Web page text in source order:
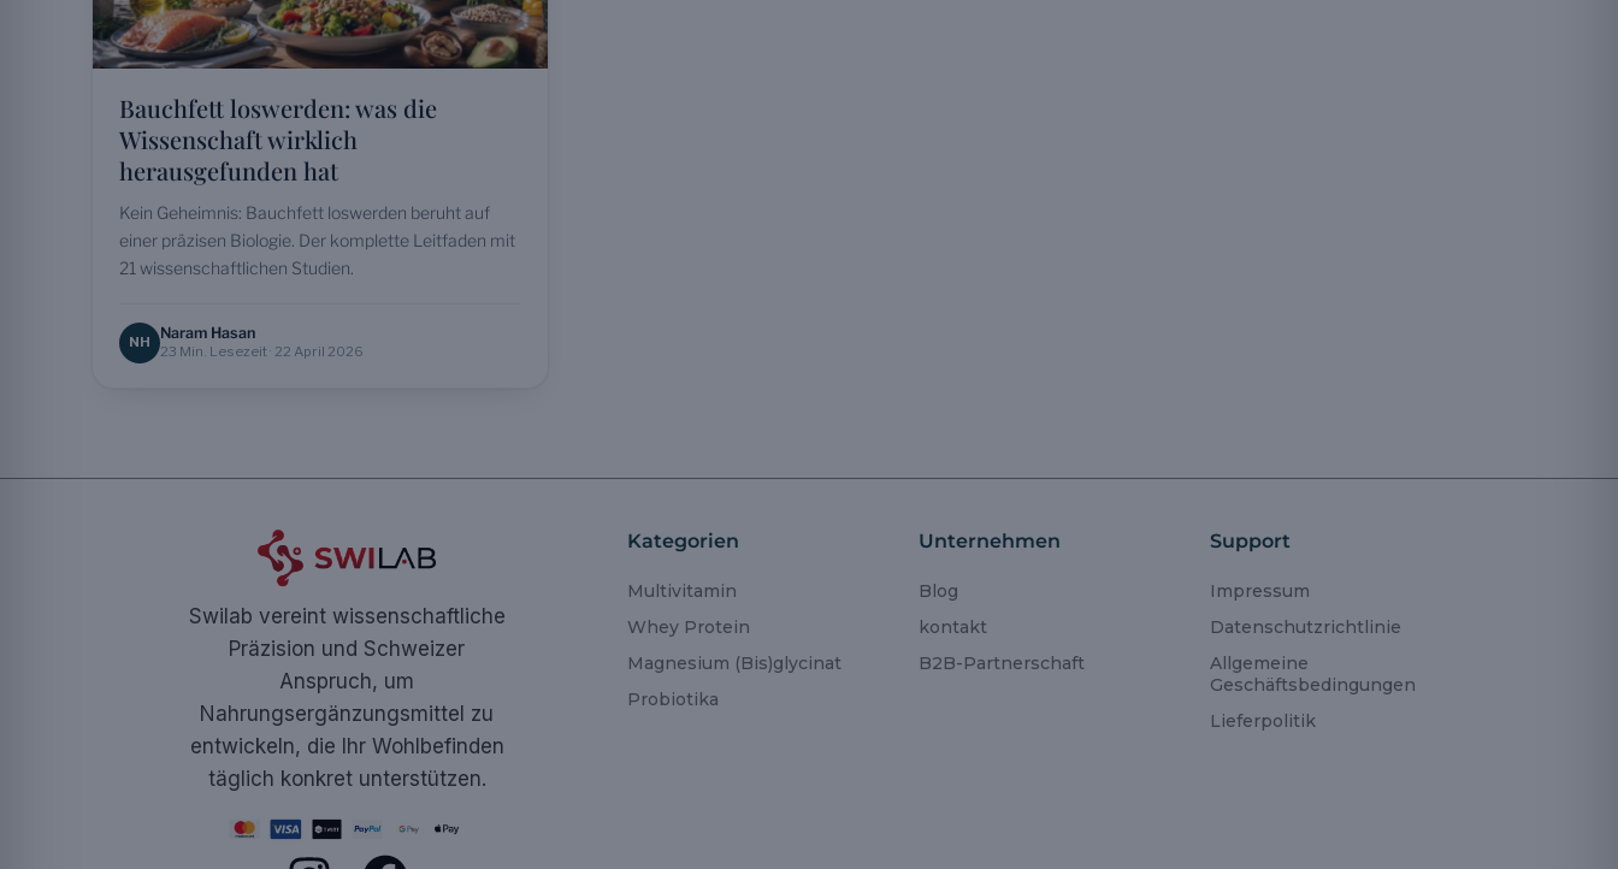
Bauchfett loswerden: was die
Wissenschaft wirklich
herausgefunden hat
Kein Geheimnis: Bauchfett loswerden beruht auf
einer präzisen Biologie. Der komplette Leitfaden mit
21 wissenschaftlichen Studien.
NH Naram Hasan
23 Min. Lesezeit · 22 April 2026
Swilab vereint wissenschaftliche
Präzision und Schweizer
Anspruch, um
Nahrungsergänzungsmittel zu
entwickeln, die Ihr Wohlbefinden
täglich konkret unterstützen.
Kategorien
Multivitamin
Whey Protein
Magnesium (Bis)glycinat
Probiotika
Unternehmen
Blog
kontakt
B2B-Partnerschaft
Support
Impressum
Datenschutzrichtlinie
Allgemeine
Geschäftsbedingungen
Lieferpolitik